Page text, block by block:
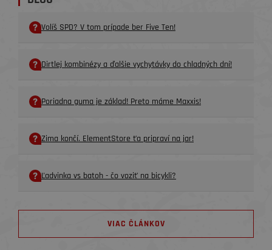
Volíš SPD? V tom prípade ber Five Ten!
Dirtlej kombinézy a ďalšie vychytávky do chladných dní!
Poriadna guma je základ! Preto máme Maxxis!
Zima končí. ElementStore ťa pripraví na jar!
Ľadvinka vs batoh - čo voziť na bicykli?
VIAC ČLÁNKOV